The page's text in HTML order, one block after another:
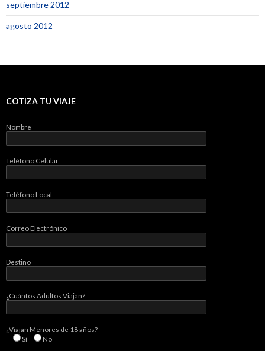
septiembre 2012
agosto 2012
COTIZA TU VIAJE
Nombre
Teléfono Celular
Teléfono Local
Correo Electrónico
Destino
¿Cuántos Adultos Viajan?
¿Viajan Menores de 18 años?
Sí
No